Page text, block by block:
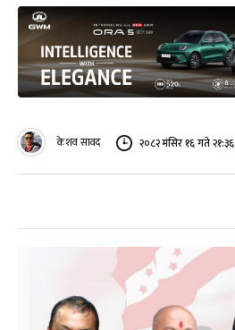
केशव सावद २०८२ मंसिर १६ गते २१:३६